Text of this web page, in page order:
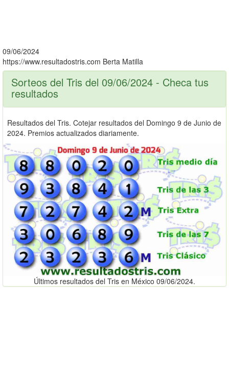
09/06/2024
https://www.resultadostris.com Berta Matilla
Sorteos del Tris del 09/06/2024 - Checa tus
resultados
Resultados del Tris. Cotejar resultados del Domingo 9 de Junio de
2024. Premios actualizados diariamente.
Últimos resultados del Tris en México 09/06/2024.